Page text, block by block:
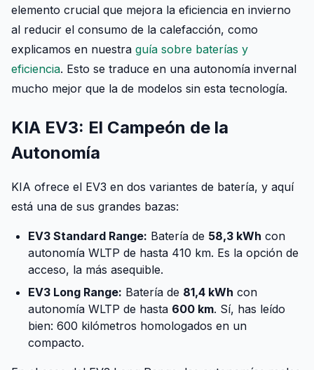
elemento crucial que mejora la eficiencia en invierno
al reducir el consumo de la calefacción, como
explicamos en nuestra guía sobre baterías y
eficiencia. Esto se traduce en una autonomía invernal
mucho mejor que la de modelos sin esta tecnología.
KIA EV3: El Campeón de la
Autonomía
KIA ofrece el EV3 en dos variantes de batería, y aquí
está una de sus grandes bazas:
EV3 Standard Range: Batería de 58,3 kWh con
autonomía WLTP de hasta 410 km. Es la opción de
acceso, la más asequible.
EV3 Long Range: Batería de 81,4 kWh con
autonomía WLTP de hasta 600 km. Sí, has leído
bien: 600 kilómetros homologados en un
compacto.